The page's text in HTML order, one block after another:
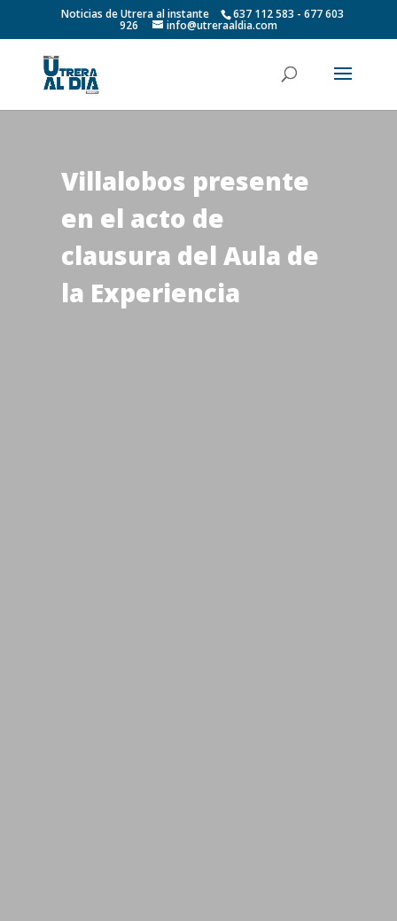
Noticias de Utrera al instante 637 112 583 - 677 603
926 info@utreraaldia.com
Villalobos presente
en el acto de
clausura del Aula de
la Experiencia